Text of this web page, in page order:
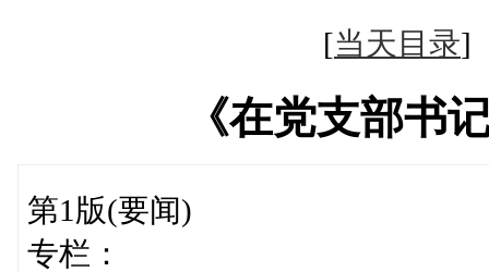
[当天目录
《在党支部书
第1版(要闻)
专栏：